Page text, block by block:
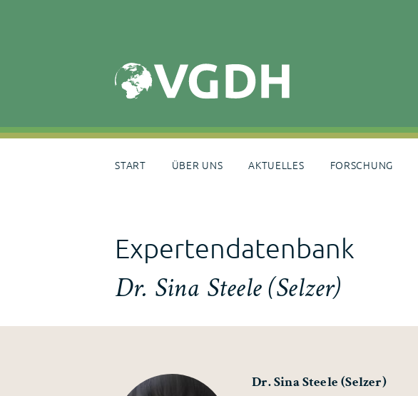
START ÜBER UNS AKTUELLES FORSCHUNG
Expertendatenbank
Dr. Sina Steele (Selzer)
Dr. Sina Steele (Selzer)